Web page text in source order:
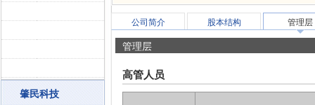
肇民科技
公司简介 股本结构 管理层
管理层
高管人员